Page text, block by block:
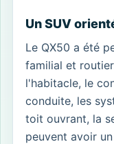
Un SUV
Le QX50 a été
familial et
l'habitacle, le
conduite, les
toit ouvrant, la
peuvent avoir